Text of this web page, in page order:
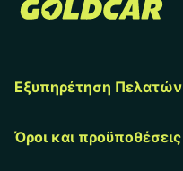
Εξυπηρέτηση Πελατών
Όροι και προϋποθέσεις